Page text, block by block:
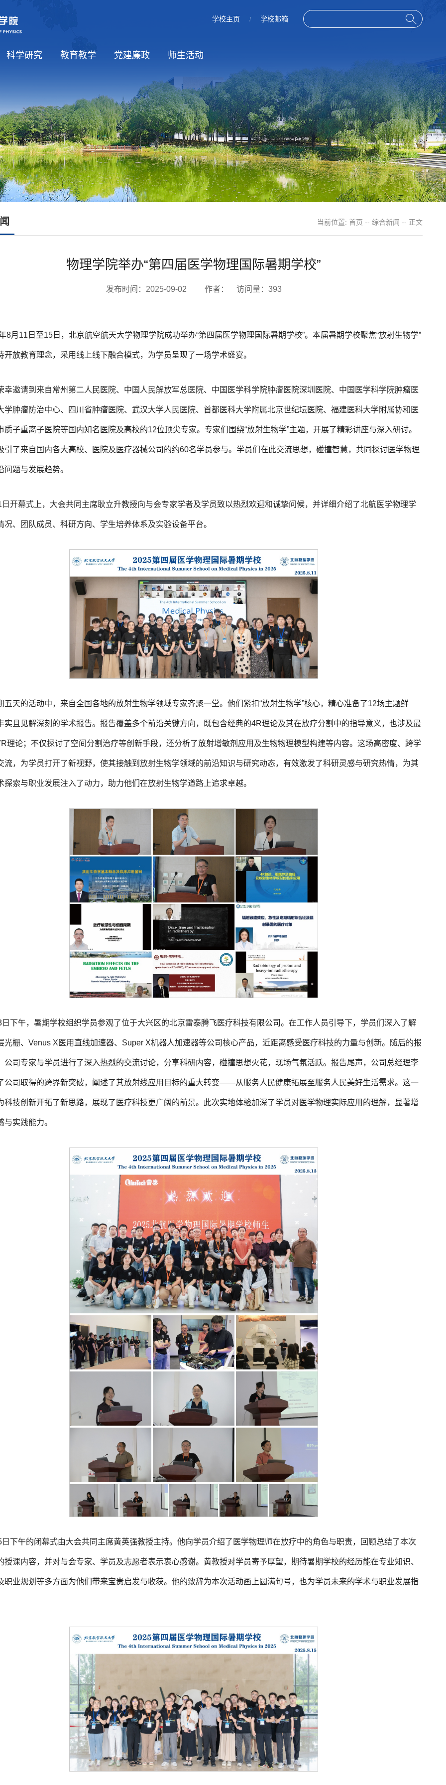
学校主页 / 学校邮箱
科学研究 教育教学 党建廉政 师生活动
当前位置: 首页 -- 综合新闻 -- 正文
物理学院举办“第四届医学物理国际暑期学校”
发布时间：2025-09-02 作者： 访问量： 393
8月11日至15日，北京航空航天大学物理学院成功举办“第四届医学物理国际暑期学校”。本届暑期学校聚焦“放射生物学”
开放教育理念，采用线上线下融合模式，为学员呈现了一场学术盛宴。
幸邀请到来自常州第二人民医院、中国人民解放军总医院、中国医学科学院肿瘤医院深圳医院、中国医学科学院肿瘤医
学肿瘤防治中心、四川省肿瘤医院、武汉大学人民医院、首都医科大学附属北京世纪坛医院、福建医科大学附属协和医
质子重离子医院等国内知名医院及高校的12位顶尖专家。专家们围绕“放射生物学”主题，开展了精彩讲座与深入研讨。
引了来自国内各大高校、医院及医疗器械公司的约60名学员参与。学员们在此交流思想，碰撞智慧，共同探讨医学物理
问题与发展趋势。
日开幕式上，大会共同主席耿立升教授向与会专家学者及学员致以热烈欢迎和诚挚问候，并详细介绍了北航医学物理学
况、团队成员、科研方向、学生培养体系及实验设备平台。
五天的活动中，来自全国各地的放射生物学领域专家齐聚一堂。他们紧扣“放射生物学”核心，精心准备了12场主题鲜
实且见解深刻的学术报告。报告覆盖多个前沿关键方向，既包含经典的4R理论及其在放疗分割中的指导意义，也涉及最
理论；不仅探讨了空间分割治疗等创新手段，还分析了放射增敏剂应用及生物物理模型构建等内容。这场高密度、跨学
流，为学员打开了新视野，使其接触到放射生物学领域的前沿知识与研究动态，有效激发了科研灵感与研究热情，为其
探索与职业发展注入了动力，助力他们在放射生物学道路上追求卓越。
日下午，暑期学校组织学员参观了位于大兴区的北京雷泰腾飞医疗科技有限公司。在工作人员引导下，学员们深入了解
光栅、Venus X医用直线加速器、Super X机器人加速器等公司核心产品，近距离感受医疗科技的力量与创新。随后的报
公司专家与学员进行了深入热烈的交流讨论，分享科研内容，碰撞思想火花，现场气氛活跃。报告尾声，公司总经理李
公司取得的跨界新突破，阐述了其放射线应用目标的重大转变——从服务人民健康拓展至服务人民美好生活需求。这一
科技创新开拓了新思路，展现了医疗科技更广阔的前景。此次实地体验加深了学员对医学物理实际应用的理解，显著增
与实践能力。
日下午的闭幕式由大会共同主席黄英强教授主持。他向学员介绍了医学物理师在放疗中的角色与职责，回顾总结了本次
授课内容，并对与会专家、学员及志愿者表示衷心感谢。黄教授对学员寄予厚望，期待暑期学校的经历能在专业知识、
职业规划等多方面为他们带来宝贵启发与收获。他的致辞为本次活动画上圆满句号，也为学员未来的学术与职业发展指